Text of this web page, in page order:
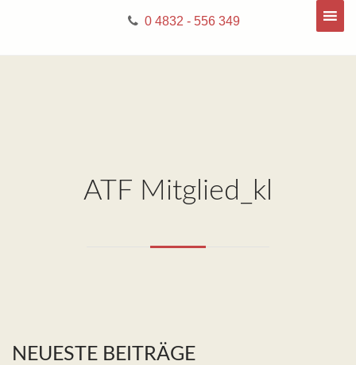
0 4832 - 556 349
ATF Mitglied_kl
NEUESTE BEITRÄGE